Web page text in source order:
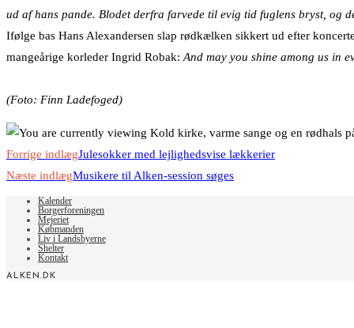
ud af hans pande. Blodet derfra farvede til evig tid fuglens bryst, og
Ifølge bas Hans Alexandersen slap rødkælken sikkert ud efter
mangeårige korleder Ingrid Robak: And may you shine among us in
(Foto: Finn Ladefoged)
Read
more
articles
Forrige indlægJulesokker med lejlighedsvise lækkerier
Næste indlægMusikere til Alken-session søges
Kalender
Borgerforeningen
Mejeriet
Købmanden
Liv i Landsbyerne
Shelter
Kontakt
ALKEN.DK